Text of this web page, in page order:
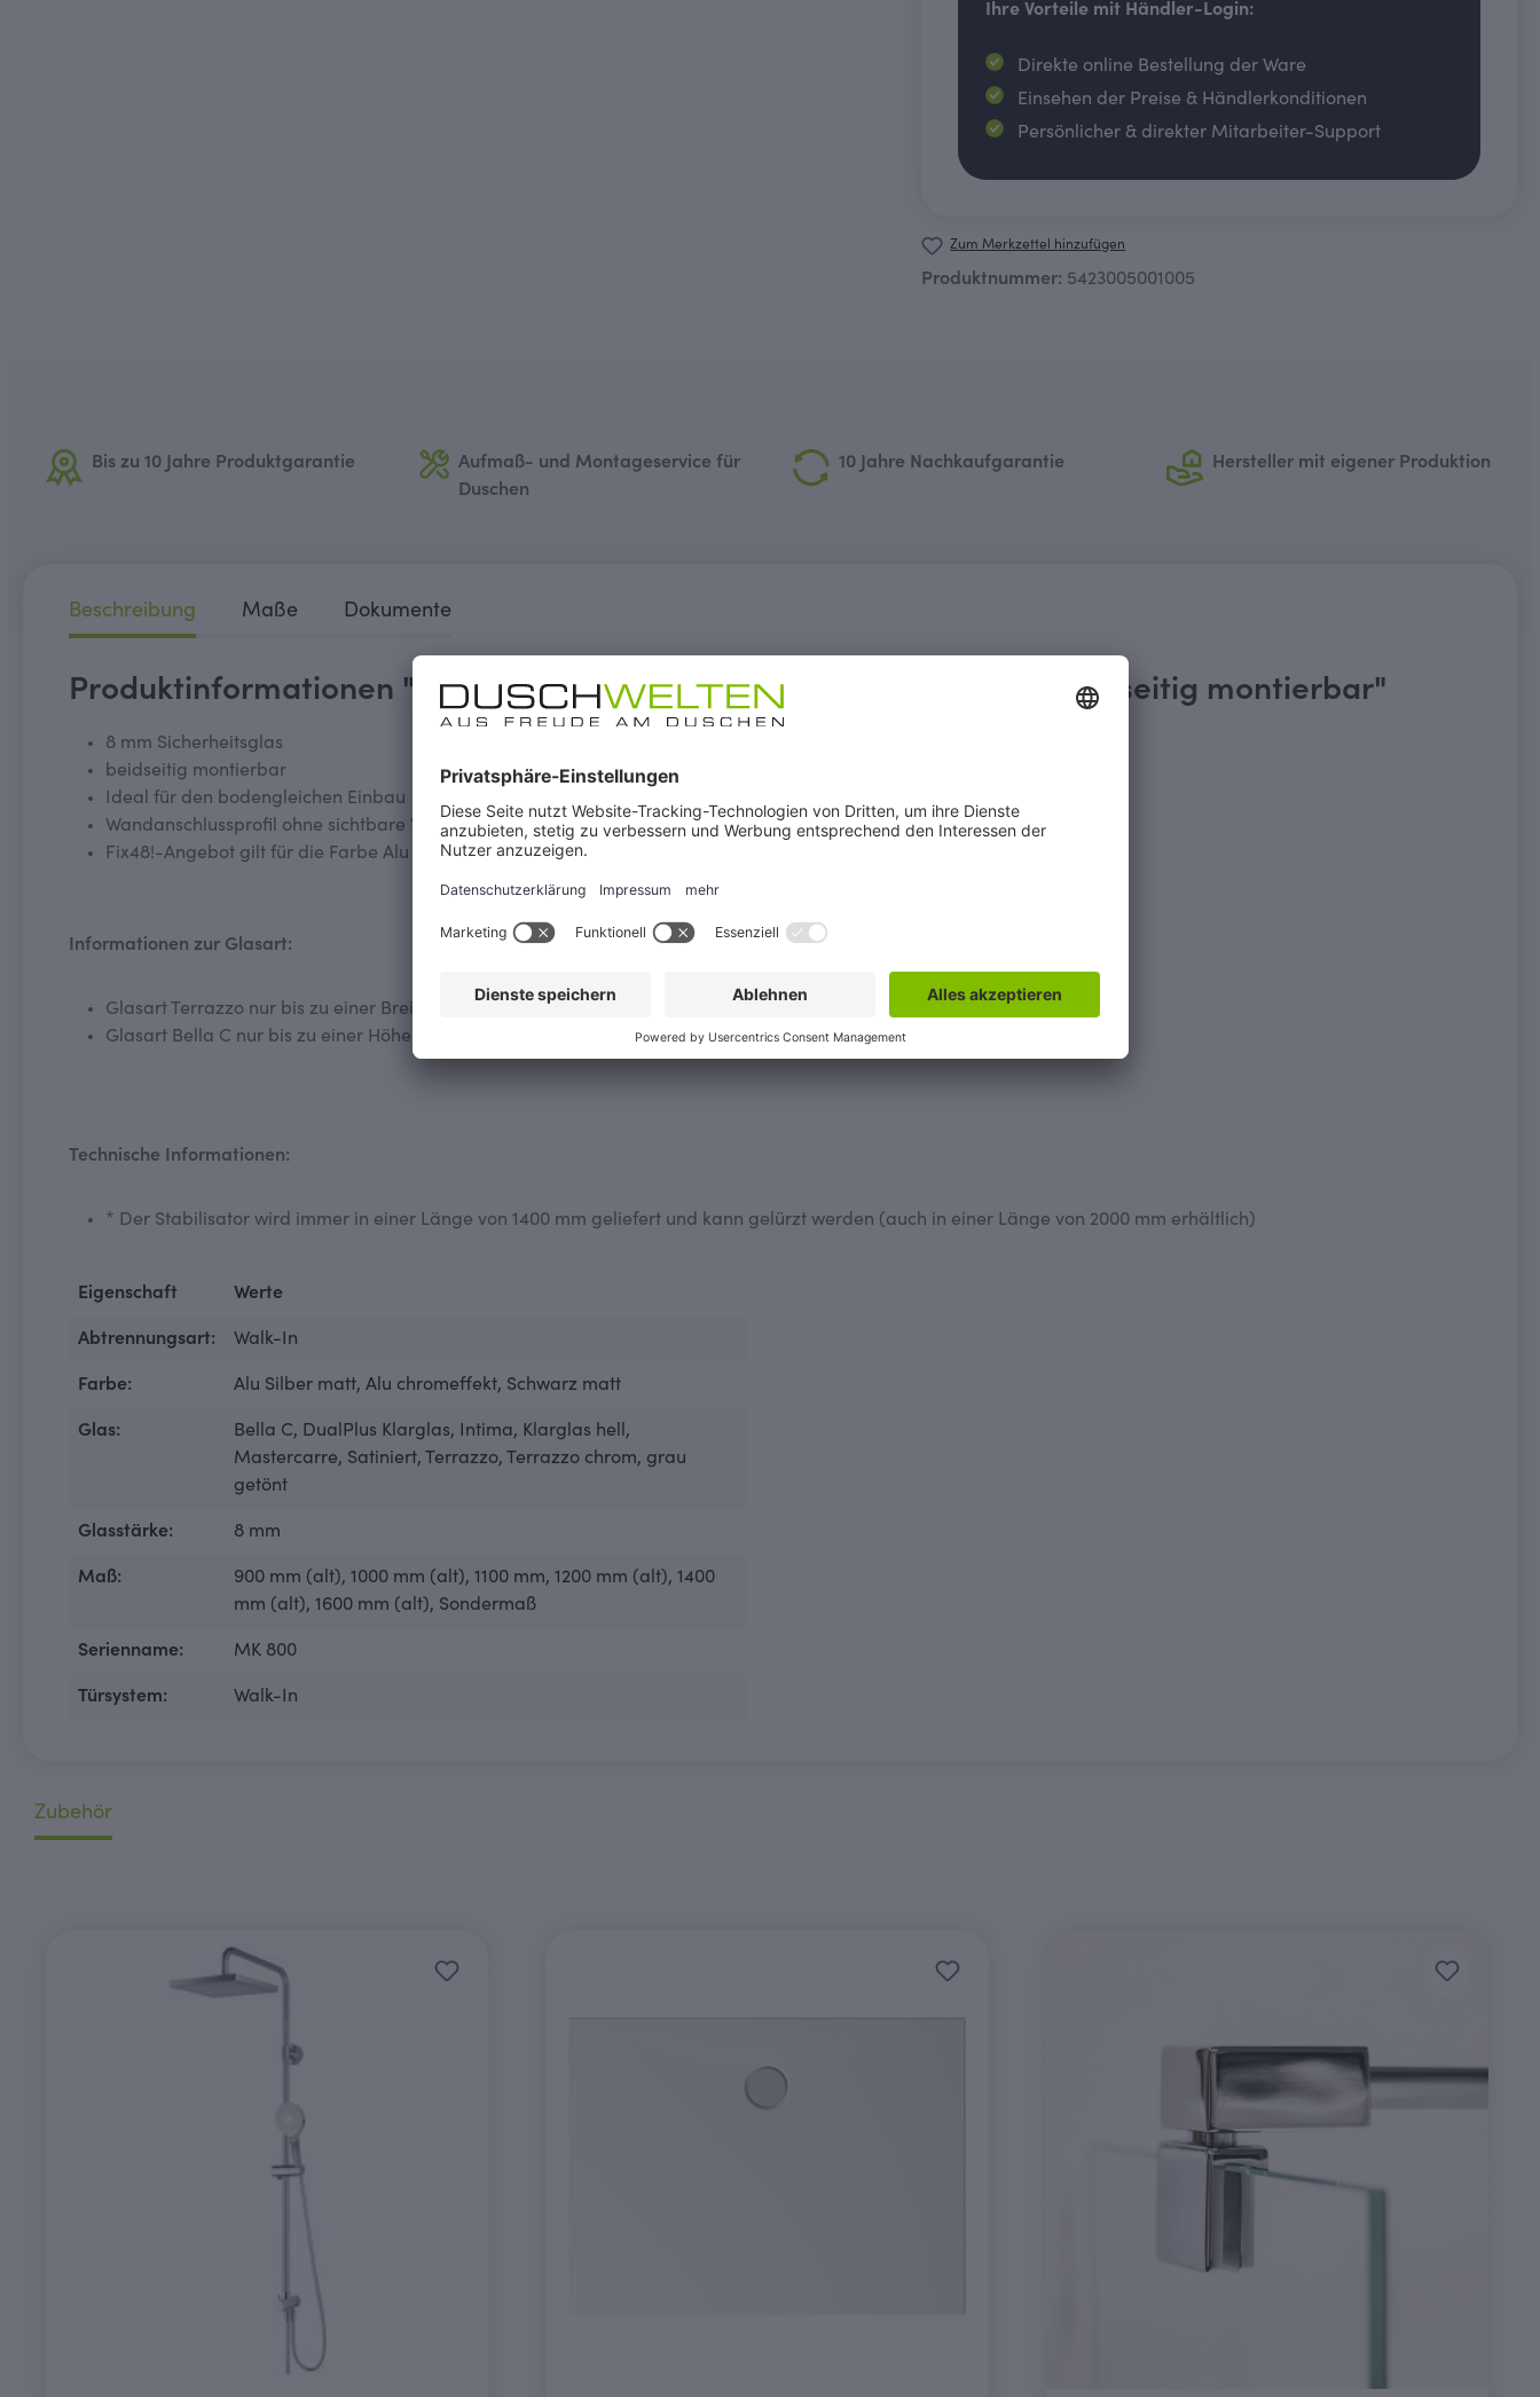
Ihre Vorteile mit Händler-Login:
Direkte online Bestellung der Ware
Einsehen der Preise & Händlerkonditionen
Persönlicher & direkter Mitarbeiter-Support
Zum Merkzettel hinzufügen
Produktnummer: 5423005001005
Bis zu 10 Jahre Produktgarantie
Aufmaß- und Montageservice für
Duschen
10 Jahre Nachkaufgarantie Hersteller mit eigener Produktion
Beschreibung Maße Dokumente
Produktinformationen "MK800 Walk-In, Duschwand alleinstehend, beidseitig montierbar"
8 mm Sicherheitsglas
beidseitig montierbar
Ideal für den bodengleichen Einbau
Wandanschlussprofil ohne sichtbare Verschraubungen
Fix48!-Angebot gilt für die Farbe Alu chromeffekt in Glasart Klarglas in den Größen 1000, 1200 und 1400 mm
Informationen zur Glasart:
Glasart Terrazzo nur bis zu einer Breite von 1400 mm möglich
Glasart Bella C nur bis zu einer Höhe von 2100 mm möglich
Technische Informationen:
* Der Stabilisator wird immer in einer Länge von 1400 mm geliefert und kann gelürzt werden (auch in einer Länge von 2000 mm erhältlich)
Eigenschaft Werte
Abtrennungsart: Walk-In
Farbe: Alu Silber matt, Alu chromeffekt, Schwarz matt
Glas: Bella C, DualPlus Klarglas, Intima, Klarglas hell,
Mastercarre, Satiniert, Terrazzo, Terrazzo chrom, grau
getönt
Glasstärke: 8 mm
Maß: 900 mm (alt), 1000 mm (alt), 1100 mm, 1200 mm (alt), 1400
mm (alt), 1600 mm (alt), Sondermaß
Serienname: MK 800
Türsystem: Walk-In
Zubehör